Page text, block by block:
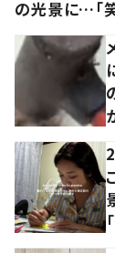
の光景に…「笑